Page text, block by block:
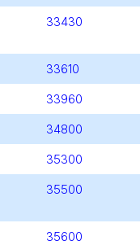
33430
33610
33960
34800
35300
35500
35600